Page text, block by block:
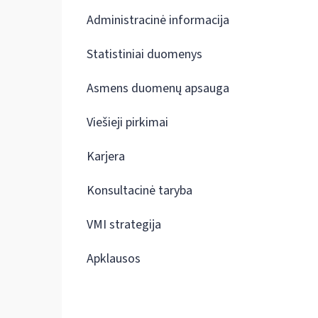
Administracinė informacija
Statistiniai duomenys
Asmens duomenų apsauga
Viešieji pirkimai
Karjera
Konsultacinė taryba
VMI strategija
Apklausos